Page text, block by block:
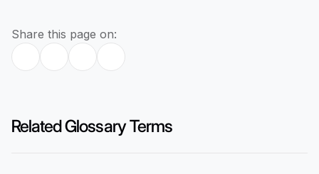
Share this page on:
Related Glossary Terms